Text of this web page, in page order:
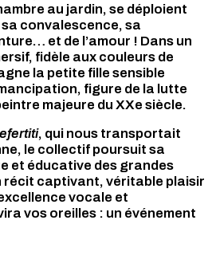
au jardin, se déploient
sa convalescence, sa
et de l’amour ! Dans un
fidèle aux couleurs de
la petite fille sensible
figure de la lutte
majeure du XXe siècle.
, qui nous transportait
le collectif poursuit sa
et éducative des grandes
récit captivant, véritable plaisir
vocale et
vos oreilles : un événement